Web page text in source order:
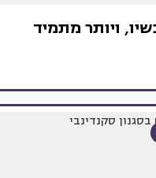
ויותר מתמיד